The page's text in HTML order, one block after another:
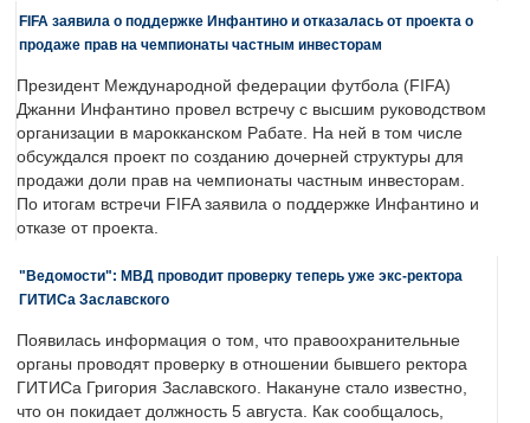
FIFA заявила о поддержке Инфантино и отказалась от проекта о
продаже прав на чемпионаты частным инвесторам
Президент Международной федерации футбола (FIFA)
Джанни Инфантино провел встречу с высшим руководством
организации в марокканском Рабате. На ней в том числе
обсуждался проект по созданию дочерней структуры для
продажи доли прав на чемпионаты частным инвесторам.
По итогам встречи FIFA заявила о поддержке Инфантино и
отказе от проекта.
"Ведомости": МВД проводит проверку теперь уже экс-ректора
ГИТИСа Заславского
Появилась информация о том, что правоохранительные
органы проводят проверку в отношении бывшего ректора
ГИТИСа Григория Заславского. Накануне стало известно,
что он покидает должность 5 августа. Как сообщалось,